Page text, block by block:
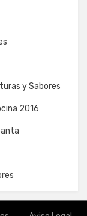
y Sabores
2016